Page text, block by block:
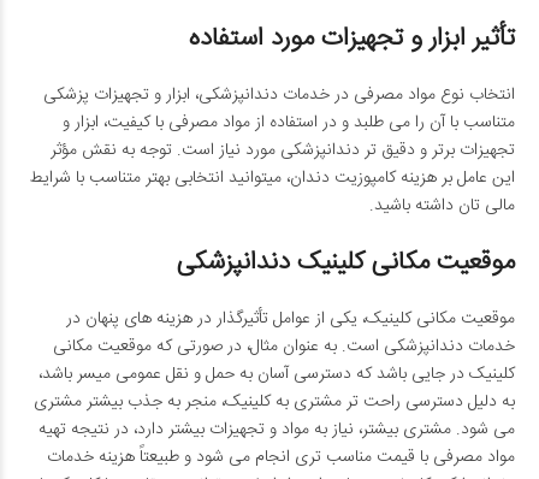
تأثیر ابزار و تجهیزات مورد استفاده
انتخاب نوع مواد مصرفی در خدمات دندانپزشکی، ابزار و تجهیزات پزشکی
متناسب با آن را می ­طلبد و در استفاده از مواد مصرفی با کیفیت، ابزار و
تجهیزات برتر و دقیق تر دندانپزشکی مورد نیاز است. توجه به نقش مؤثر
این عامل بر هزینه کامپوزیت دندان، می­توانید انتخابی بهتر متناسب با شرایط
مالی تان داشته باشید.
موقعیت مکانی کلینیک دندانپزشکی
موقعیت مکانی کلینیک، یکی از عوامل تأثیرگذار در هزینه ­های پنهان در
خدمات دندانپزشکی است. به‌ عنوان‌ مثال، در صورتی‌ که موقعیت مکانی
کلینیک در جایی باشد که دسترسی آسان به حمل‌ و نقل عمومی میسر باشد،
به دلیل دسترسی راحت تر مشتری به کلینیک، منجر به جذب بیشتر مشتری
می­ شود. مشتری بیشتر، نیاز به مواد و تجهیزات بیشتر دارد، در نتیجه تهیه
مواد مصرفی با قیمت مناسب ­تری انجام می ­شود و طبیعتاً هزینه­ خدمات